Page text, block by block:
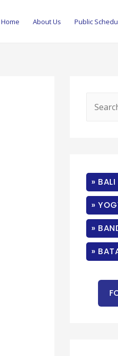
Home About Us Public
f
o
» BALI
»
»
»